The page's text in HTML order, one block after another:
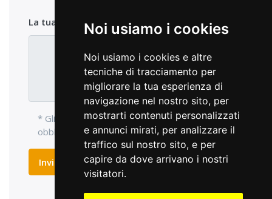
Noi usiamo i cookies
Noi usiamo i cookies e altre
tecniche di tracciamento per
migliorare la tua esperienza di
navigazione nel nostro sito, per
mostrarti contenuti personalizzati
e annunci mirati, per analizzare il
traffico sul nostro sito, e per
capire da dove arrivano i nostri
visitatori.
La tua opinione sul prodotto
* Gli elementi di ingresso con l'asterisco sono
obbligatori e devono essere compilati.
Inviare recensione